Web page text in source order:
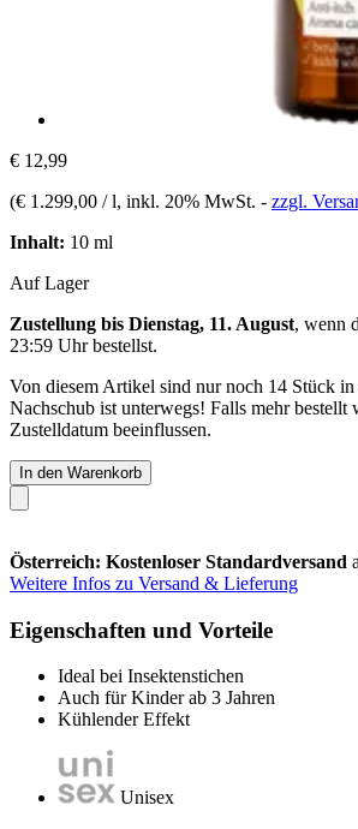
€ 12,99
(€ 1.299,00 / l, inkl. 20% MwSt. - zzgl.
Inhalt: 10 ml
Auf Lager
Zustellung bis Dienstag, 11. August, wenn
23:59 Uhrbestellst.
Von diesem Artikel sind nur noch 14 Stück in
Nachschub ist unterwegs! Falls mehr bestellt
Zustelldatum beeinflussen.
In den Warenkorb
Österreich: Kostenloser Standardversand
Weitere Infos zu Versand & Lieferung
Eigenschaften und Vorteile
Ideal bei Insektenstichen
Auch für Kinder ab 3 Jahren
Kühlender Effekt
Unisex